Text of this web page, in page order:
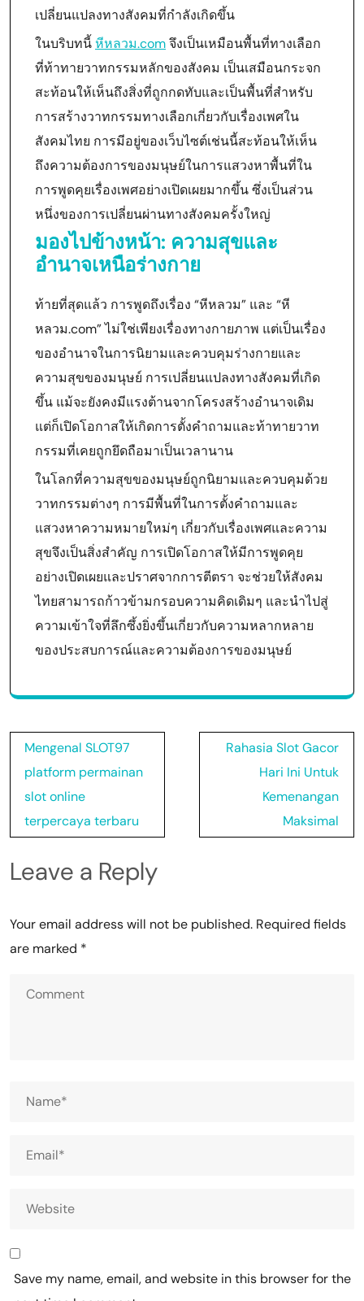
เปลี่ยนแปลงทางสังคมที่กำลังเกิดขึ้น
ในบริบทนี้หีหลวม.comจึงเป็นเหมือนพื้นที่ทางเลือก
ที่ท้าทายวาทกรรมหลักของสังคม เป็นเสมือนกระจก
สะท้อนให้เห็นถึงสิ่งที่ถูกกดทับและเป็นพื้นที่สำหรับ
การสร้างวาทกรรมทางเลือกเกี่ยวกับเรื่องเพศใน
สังคมไทย การมีอยู่ของเว็บไซต์เช่นนี้สะท้อนให้เห็น
ถึงความต้องการของมนุษย์ในการแสวงหาพื้นที่ใน
การพูดคุยเรื่องเพศอย่างเปิดเผยมากขึ้น ซึ่งเป็นส่วน
หนึ่งของการเปลี่ยนผ่านทางสังคมครั้งใหญ่
มองไปข้างหน้า: ความสุขและ
อำนาจเหนือร่างกาย
ท้ายที่สุดแล้ว การพูดถึงเรื่อง “หีหลวม” และ “หี
หลวม.com” ไม่ใช่เพียงเรื่องทางกายภาพ แต่เป็นเรื่อง
ของอำนาจในการนิยามและควบคุมร่างกายและ
ความสุขของมนุษย์ การเปลี่ยนแปลงทางสังคมที่เกิด
ขึ้น แม้จะยังคงมีแรงต้านจากโครงสร้างอำนาจเดิม
แต่ก็เปิดโอกาสให้เกิดการตั้งคำถามและท้าทายวาท
กรรมที่เคยถูกยึดถือมาเป็นเวลานาน
ในโลกที่ความสุขของมนุษย์ถูกนิยามและควบคุมด้วย
วาทกรรมต่างๆ การมีพื้นที่ในการตั้งคำถามและ
แสวงหาความหมายใหม่ๆ เกี่ยวกับเรื่องเพศและความ
สุขจึงเป็นสิ่งสำคัญ การเปิดโอกาสให้มีการพูดคุย
อย่างเปิดเผยและปราศจากการตีตรา จะช่วยให้สังคม
ไทยสามารถก้าวข้ามกรอบความคิดเดิมๆ และนำไปสู่
ความเข้าใจที่ลึกซึ้งยิ่งขึ้นเกี่ยวกับความหลากหลาย
ของประสบการณ์และความต้องการของมนุษย์
Post
navigation
Mengenal SLOT97
platform permainan
slot online
terpercaya terbaru
Rahasia Slot Gacor
Hari Ini Untuk
Kemenangan
Maksimal
Leave a Reply
Your email address will not be published. Required fields
are marked *
Save my name, email, and website in this browser for the